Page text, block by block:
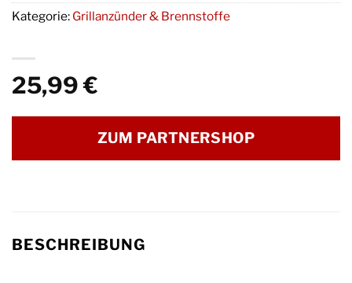
25,99€
ZUM PARTNERSHOP
Kategorie: Grillanzünder & Brennstoffe
BESCHREIBUNG